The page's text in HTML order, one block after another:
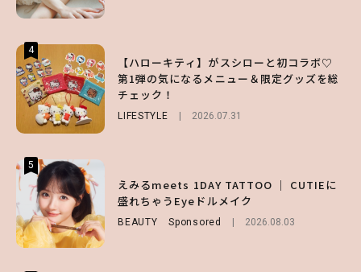
4
【ハローキティ】がスシローと初コラボ♡
第1弾の気になるメニュー＆限定グッズを総
チェック！
LIFESTYLE 2026.07.31
5
えみるmeets 1DAY TATTOO ｜ CUTIEに
盛れちゃうEyeドルメイク
BEAUTY Sponsored 2026.08.03
4
【齋藤飛鳥】人生初のロブに！「意外としっ
くりくるし、すごく新鮮で心地いい」ヘアカ
ットの様子を独占でお届け♡
ENTERTAINMENT 2026.07.30
5
キープの秘訣や夏の過ごし方など独占インタ
ビュー！
ENTERTAINMENT 2026.07.31
4
【夏ヘアのくずれ・うねりに】ヘアメイク夢
月直伝♡ ドライシャンプー「バティスト」
を使ったプロ級スタイリング3選
BEAUTY Sponsored
5
第1弾の気になるメニュー＆限定グッズを総
チェック！
2026.07.31